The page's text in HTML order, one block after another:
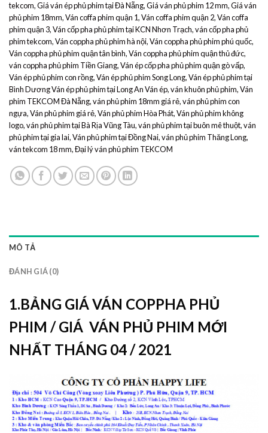
tekcom,Giá ván ép phủ phim tại Đà Nẵng,Giá ván phủ phim 12 mm,Giá ván
phủ phim 18mm,Ván coffa phim quận 1,Ván coffa phim quận 2,Ván coffa
phim quận 3,Ván cốp pha phủ phim tại KCN Nhơn Trạch,ván cốp pha phủ
phim tekcom,Ván coppha phủ phim hà nội,Ván coppha phủ phim phú quốc,
Ván coppha phủ phim quận tân bình,Ván coppha phủ phim quận thủ đức,
ván coppha phủ phim Tiền Giang,Ván ép cốp pha phủ phim quận gò vấp,
Ván ép phủ phim con rồng,Ván ép phủ phim Song Long,Ván ép phủ phim tại
Bình Dương Ván ép phủ phim tại Long An Ván ép,ván khuôn phủ phim,Ván
phim TEKCOM Đà Nẵng,ván phủ phim 18mm giá rẻ,ván phủ phim con
ngựa,Ván phủ phim giá rẻ,Ván phủ phim Hòa Phát,Ván phủ phim không
logo,ván phủ phim tại Bà Rịa Vũng Tàu,ván phủ phim tại buôn mê thuột,ván
phủ phim tại gia lai,Ván phủ phim tại Đồng Nai,ván phủ phim Thăng Long,
ván tekcom 18 mm,Đại lý ván phủ phim TEKCOM
MÔ TẢ
ĐÁNH GIÁ (0)
1.BẢNG GIÁ VÁN COPPHA PHỦ
PHIM / GIÁ VÁN PHỦ PHIM MỚI
NHẤT THÁNG 04 / 2021